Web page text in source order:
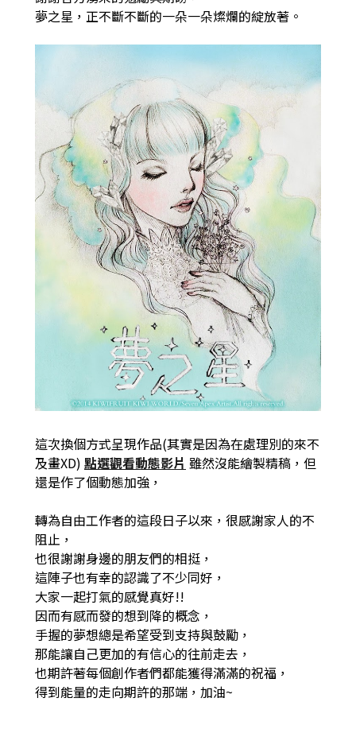
夢之星，正不斷不斷的一朵一朵燦爛的綻放著。
這次換個方式呈現作品(其實是因為在處理別的來不
及畫XD) 點選觀看動態影片 雖然沒能繪製精稿，但
還是作了個動態加強，
轉為自由工作者的這段日子以來，很感謝家人的不
阻止，
也很謝謝身邊的朋友們的相挺，
這陣子也有幸的認識了不少同好，
大家一起打氣的感覺真好!!
因而有感而發的想到降的概念，
手握的夢想總是希望受到支持與鼓勵，
那能讓自己更加的有信心的往前走去，
也期許著每個創作者們都能獲得滿滿的祝福，
得到能量的走向期許的那端，加油~